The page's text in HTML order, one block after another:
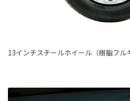
13インチスチールホイール（樹脂フル